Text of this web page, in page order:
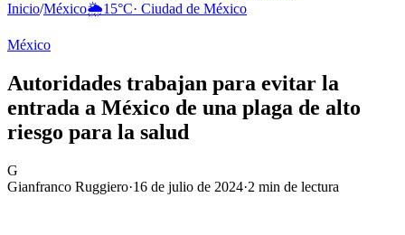
Inicio/México🌦️15°C· Ciudad de México
México
Autoridades trabajan para evitar la
entrada a México de una plaga de alto
riesgo para la salud
G
Gianfranco Ruggiero·16 de julio de 2024·2 min de lectura